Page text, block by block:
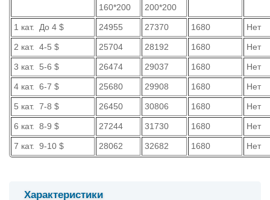
160*200
200*200
1 кат. До 4 $ 24955 27370 1680 Нет
2 кат. 4-5 $ 25704 28192 1680 Нет
3 кат. 5-6 $ 26474 29037 1680 Нет
4 кат. 6-7 $ 25680 29908 1680 Нет
5 кат. 7-8 $ 26450 30806 1680 Нет
6 кат. 8-9 $ 27244 31730 1680 Нет
7 кат. 9-10 $ 28062 32682 1680 Нет
Характеристики